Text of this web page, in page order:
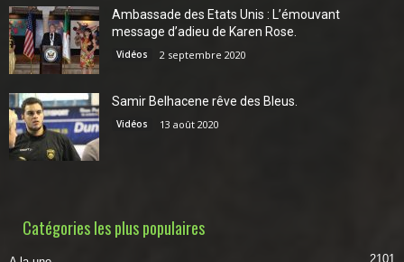
Ambassade des Etats Unis : L’émouvant
message d’adieu de Karen Rose.
Vidéos 2 septembre 2020
Samir Belhacene rêve des Bleus.
Vidéos 13 août 2020
Catégories les plus populaires
2101